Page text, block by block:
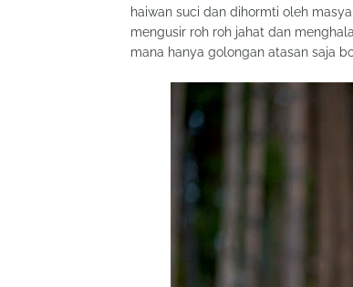
haiwan suci dan dihormti oleh
mengusir roh roh jahat dan
mana hanya golongan atasan saja